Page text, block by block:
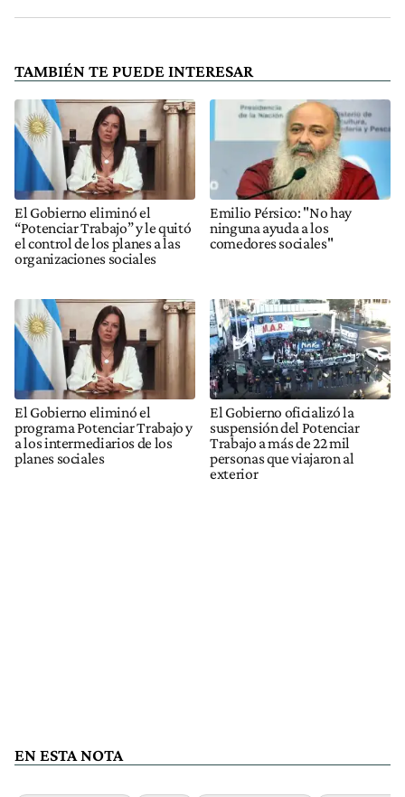
TAMBIÉN TE PUEDE INTERESAR
El Gobierno eliminó el
“Potenciar Trabajo” y le quitó
el control de los planes a las
organizaciones sociales
Emilio Pérsico: "No hay
ninguna ayuda a los
comedores sociales"
El Gobierno eliminó el
programa Potenciar Trabajo y
a los intermediarios de los
planes sociales
El Gobierno oficializó la
suspensión del Potenciar
Trabajo a más de 22 mil
personas que viajaron al
exterior
EN ESTA NOTA